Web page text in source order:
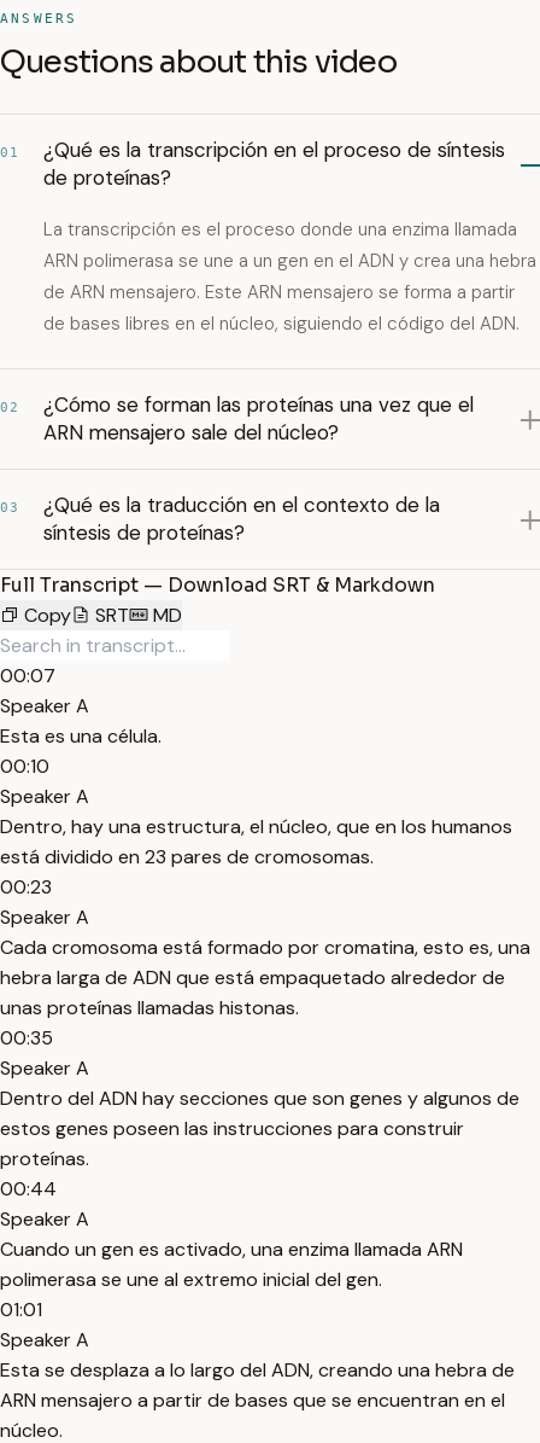
ANSWERS
Questions about this video
01
¿Qué es la transcripción en el proceso de síntesis
de proteínas?
La transcripción es el proceso donde una enzima llamada
ARN polimerasa se une a un gen en el ADN y crea una hebra
de ARN mensajero. Este ARN mensajero se forma a partir
de bases libres en el núcleo, siguiendo el código del ADN.
02
¿Cómo se forman las proteínas una vez que el
ARN mensajero sale del núcleo?
03
¿Qué es la traducción en el contexto de la
síntesis de proteínas?
Full Transcript — Download SRT & Markdown
Copy
SRT MD
00:07
Speaker A
Esta es una célula.
00:10
Speaker A
Dentro, hay una estructura, el núcleo, que en los humanos
está dividido en 23 pares de cromosomas.
00:23
Speaker A
Cada cromosoma está formado por cromatina, esto es, una
hebra larga de ADN que está empaquetado alrededor de
unas proteínas llamadas histonas.
00:35
Speaker A
Dentro del ADN hay secciones que son genes y algunos de
estos genes poseen las instrucciones para construir
proteínas.
00:44
Speaker A
Cuando un gen es activado, una enzima llamada ARN
polimerasa se une al extremo inicial del gen.
01:01
Speaker A
Esta se desplaza a lo largo del ADN, creando una hebra de
ARN mensajero a partir de bases que se encuentran en el
núcleo.